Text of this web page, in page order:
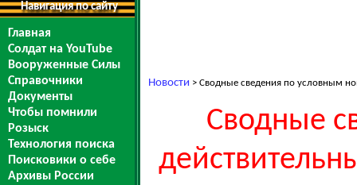
Навигация по сайту
Главная
Солдат на YouTube
Вооруженные Силы
Справочники
Документы
Чтобы помнили
Розыск
Технология поиска
Поисковики о себе
Архивы России
Новости > Сводные сведения по условным
Сводные